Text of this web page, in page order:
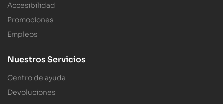
Accesibilidad
Promociones
Empleos
Nuestros Servicios
Centro de ayuda
Devoluciones